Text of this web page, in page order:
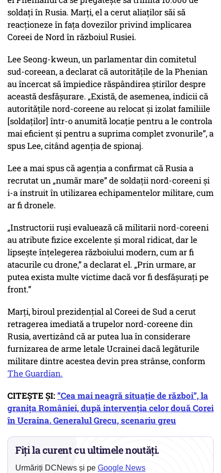
soldați în Rusia. Marți, el a cerut aliaților săi să
reacționeze în fața dovezilor privind implicarea
Coreei de Nord în războiul Rusiei.
Lee Seong-kweun, un parlamentar din comitetul
sud-coreean, a declarat că autoritățile de la Phenian
au încercat să împiedice răspândirea știrilor despre
această desfășurare. „Există, de asemenea, indicii că
autoritățile nord-coreene au relocat și izolat familiile
[soldaților] într-o anumită locație pentru a le controla
mai eficient și pentru a suprima complet zvonurile”, a
spus Lee, citând agenția de spionaj.
Lee a mai spus că agenția a confirmat că Rusia a
recrutat un „număr mare” de soldații nord-coreeni și
i-a instruit în utilizarea echipamentelor militare, cum
ar fi dronele.
„Instructorii ruși evaluează că militarii nord-coreeni
au atribute fizice excelente și moral ridicat, dar le
lipsește înțelegerea războiului modern, cum ar fi
atacurile cu drone,” a declarat el. „Prin urmare, ar
putea exista multe victime dacă vor fi desfășurați pe
front.”
Marți, biroul prezidențial al Coreei de Sud a cerut
retragerea imediată a trupelor nord-coreene din
Rusia, avertizând că ar putea lua în considerare
furnizarea de arme letale Ucrainei dacă legăturile
militare dintre acestea devin prea strânse, conform
The Guardian.
CITEȘTE ȘI:”Cea mai neagră situație de război”, la
granița României, după intervenția celor două Corei
în Ucraina. Generalul Grecu, scenariu greu
Fiți la curent cu ultimele noutăți.
Urmăriți DCNews și pe Google News